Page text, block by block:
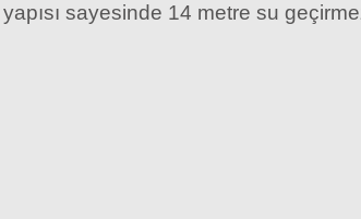
sayesinde 14 metre su